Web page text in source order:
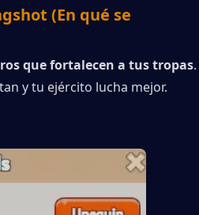
(En qué se
que fortalecen a tus tropas.
y tu ejército lucha mejor.